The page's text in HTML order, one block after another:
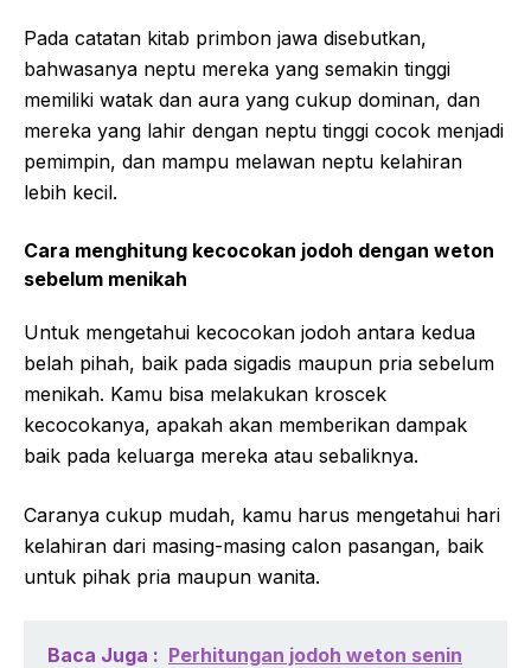
Pada catatan kitab primbon jawa disebutkan,
bahwasanya neptu mereka yang semakin tinggi
memiliki watak dan aura yang cukup dominan, dan
mereka yang lahir dengan neptu tinggi cocok menjadi
pemimpin, dan mampu melawan neptu kelahiran
lebih kecil.
Cara menghitung kecocokan jodoh dengan weton
sebelum menikah
Untuk mengetahui kecocokan jodoh antara kedua
belah pihah, baik pada sigadis maupun pria sebelum
menikah. Kamu bisa melakukan kroscek
kecocokanya, apakah akan memberikan dampak
baik pada keluarga mereka atau sebaliknya.
Caranya cukup mudah, kamu harus mengetahui hari
kelahiran dari masing-masing calon pasangan, baik
untuk pihak pria maupun wanita.
Baca Juga : Perhitungan jodoh weton senin